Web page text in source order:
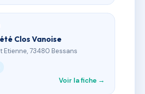
Clos Vanoise
Etienne, 73480 Bessans
Voir la fiche →